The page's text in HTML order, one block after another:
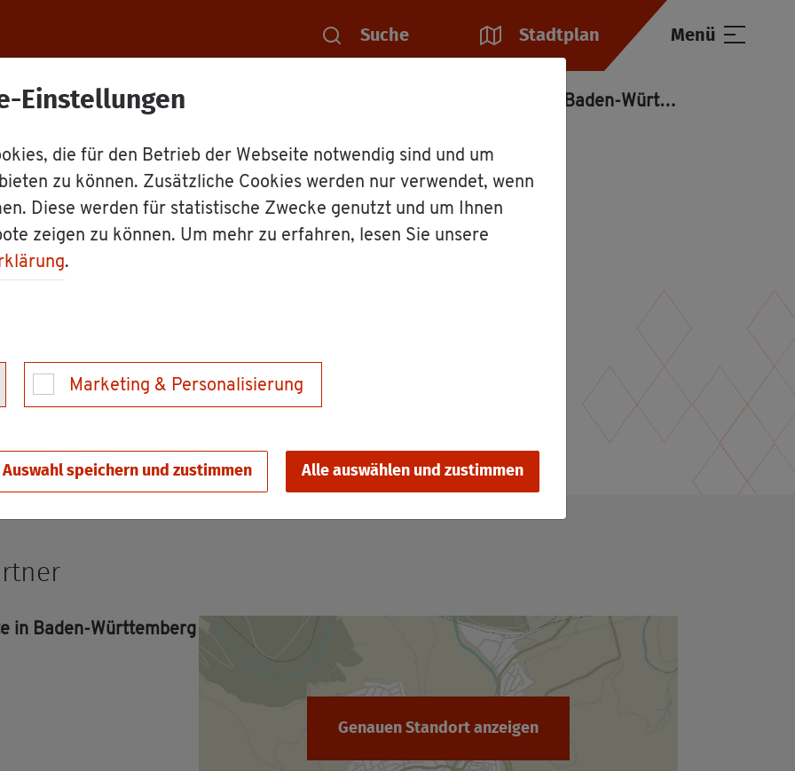
Einstellungen
die für den Betrieb der Webseite notwendig sind und um
zu können. Zusätzliche Cookies werden nur verwendet, wenn
Diese werden für statistische Zwecke genutzt und um Ihnen
zeigen zu können. Um mehr zu erfahren, lesen Sie unsere
.
Marketing & Personalisierung
Auswahl speichern und zustimmen Alle auswählen und zustimmen
Suche Stadt­plan Menü
Rat­haus Ämter Ver­sor­gungs­werk der Rechts­an­wäl­te in Baden-Würt­tem­berg
der Rechts­an­wäl­te in
u. a.
- Mit­glied­schaft an­mel­den
in Baden-Würt­tem­berg
Genauen Standort anzeigen